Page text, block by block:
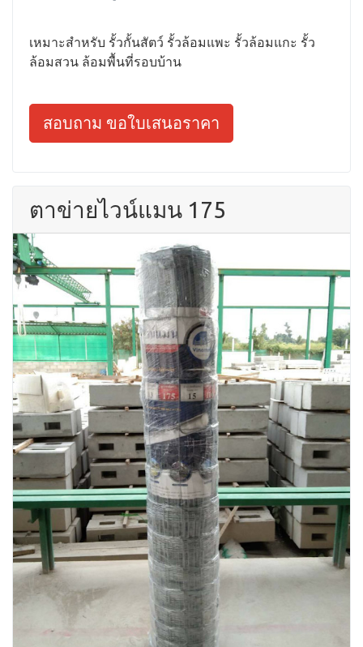
เหมาะสำหรับ รั้วกั้นสัตว์ รั้วล้อมแพะ รั้วล้อมแกะ รั้ว
ล้อมสวน ล้อมพื้นที่รอบบ้าน
สอบถาม ขอใบเสนอราคา
ตาข่ายไวน์แมน 175